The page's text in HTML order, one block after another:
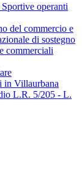
operanti
del commercio e
di sostegno
commerciali
in Villaurbana
L.R. 5/205 - L.